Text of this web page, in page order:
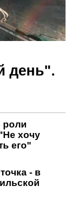
день".
роли
хочу
его"
- в